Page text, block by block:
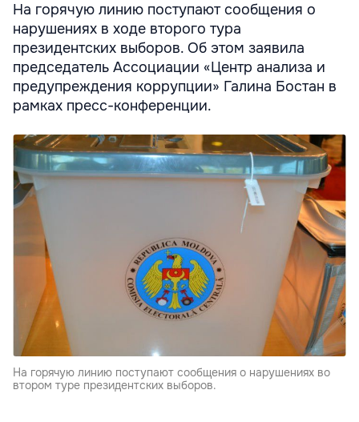
На горячую линию поступают сообщения о
нарушениях в ходе второго тура
президентских выборов. Об этом заявила
председатель Ассоциации «Центр анализа и
предупреждения коррупции» Галина Бостан в
рамках пресс-конференции.
На горячую линию поступают сообщения о нарушениях во
втором туре президентских выборов.